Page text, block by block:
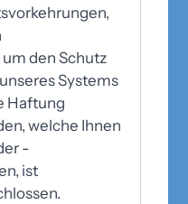
den Schutz
Systems
Haftung
welche Ihnen
-
ist